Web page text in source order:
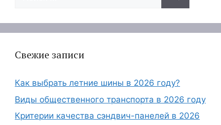
Свежие записи
Как выбрать летние шины в 2026 году?
Виды общественного транспорта в 2026 году
Критерии качества сэндвич-панелей в 2026